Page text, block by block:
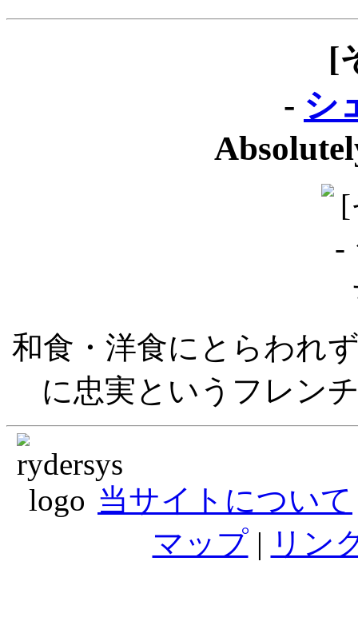
[
- シ
和食・洋食にとらわれ
に忠実というフレン
当サイトについて
マップ| リン